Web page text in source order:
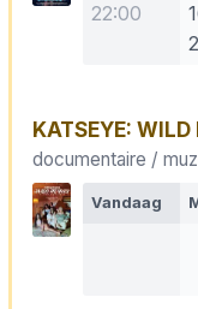
22:00
KATSEYE: WILD
documentaire /
Vandaag